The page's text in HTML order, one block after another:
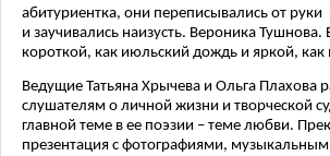
абитуриентка, они переписывались от руки
и заучивались наизусть. Вероника Тушнова.
короткой, как июльский дождь и яркой, как
Ведущие Татьяна Хрычева и Ольга Плахова
слушателям о личной жизни и творческой
главной теме в ее поэзии – теме любви.
презентация с фотографиями,